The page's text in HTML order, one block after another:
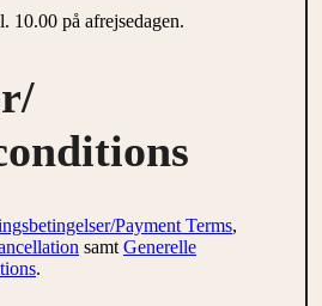
10.00 på afrejsedagen.
Payment Terms,
samt Generelle
.